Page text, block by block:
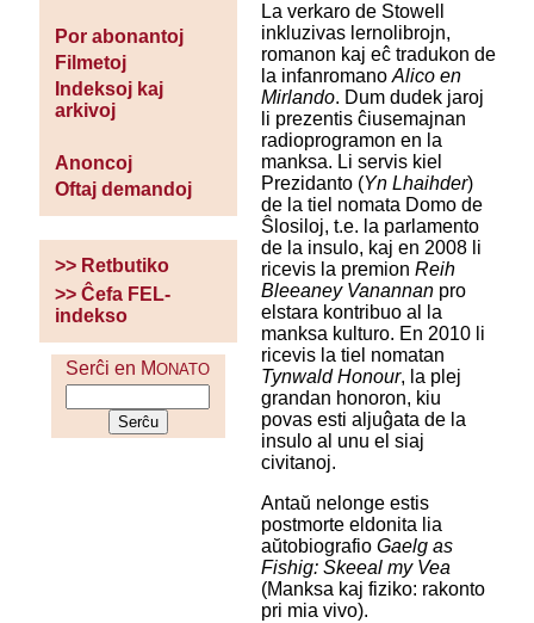
Por abonantoj
Filmetoj
Indeksoj kaj
arkivoj
Anoncoj
Oftaj demandoj
>> Retbutiko
>> Ĉefa FEL-
indekso
Serĉi en MONATO
La verkaro de Stowell
inkluzivas lernolibrojn,
romanon kaj eĉ tradukon de
la infanromano Alico en
Mirlando. Dum dudek jaroj
li prezentis ĉiusemajnan
radioprogramon en la
manksa. Li servis kiel
Prezidanto (Yn Lhaihder)
de la tiel nomata Domo de
Ŝlosiloj, t.e. la parlamento
de la insulo, kaj en 2008 li
ricevis la premion Reih
Bleeaney Vanannanpro
elstara kontribuo al la
manksa kulturo. En 2010 li
ricevis la tiel nomatan
Tynwald Honour, la plej
grandan honoron, kiu
povas esti aljuĝata de la
insulo al unu el siaj
civitanoj.
Antaŭ nelonge estis
postmorte eldonita lia
aŭtobiografio Gaelg as
Fishig: Skeeal my Vea
(Manksa kaj fiziko: rakonto
pri mia vivo).